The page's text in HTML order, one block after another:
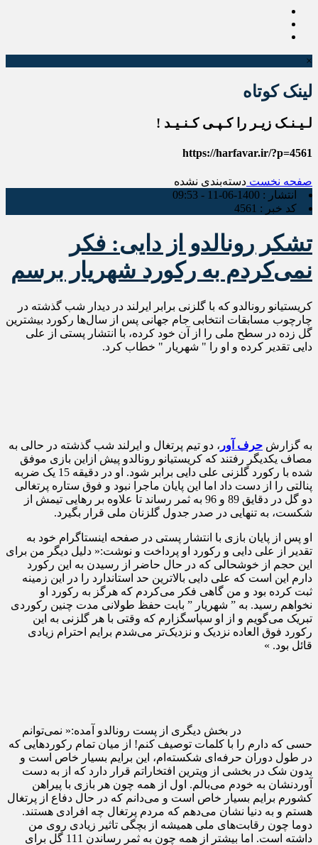
×
لینک کوتاه
لـیـنـک زیـر را کـپـی کـنـیـد !
https://harfavar.ir/?p=4561
صفحه نخست دسته‌بندی نشده
انتشار : 1400-06-11 - 09:53
کد خبر : 4561
تشکر رونالدو از دایی: فکر
نمی‌کردم به رکورد شهریار برسم
کریستیانو رونالدو که با گلزنی برابر ایرلند در دیدار شب گذشته در
چارچوب مسابقات انتخابی جام جهانی پس از سال‌ها رکورد بیشترین
گل زده در سطح ملی را از آن خود کرده، با انتشار پستی از علی
دایی تقدیر کرده و او را " شهریار " خطاب کرد.
به گزارش حرف آور ، دو تیم پرتغال و ایرلند شب گذشته در حالی به
مصاف یکدیگر رفتند که کریستیانو رونالدو پیش ازاین بازی موفق
شده با رکورد گلزنی علی دایی برابر شود. او در دقیقه 15 یک ضربه
پنالتی را از دست داد اما این پایان ماجرا نبود و فوق ستاره پرتغالی
دو گل در دقایق 89 و 96 به ثمر رساند تا علاوه بر رهایی تیمش از
شکست، به تنهایی در صدر جدول گلزنان ملی قرار بگیرد.
او پس از پایان بازی با انتشار پستی در صفحه اینستاگرام خود به
تقدیر از علی دایی و رکورد او پرداخت و نوشت:« دلیل دیگر من برای
این حجم از خوشحالی که در حال حاضر از رسیدن به این رکورد
دارم این است که علی دایی بالاترین حد استاندارد را در این زمینه
ثبت کرده بود و من گاهی فکر می‌کردم که هرگز به رکورد او
نخواهم رسید. به ” شهریار ” بابت حفظ طولانی مدت چنین رکوردی
تبریک می‌گویم و از او سپاسگزارم که وقتی با هر گلزنی به این
رکورد فوق العاده نزدیک و نزدیک‌تر می‌شدم برایم احترام زیادی
قائل بود. »
در بخش دیگری از پست رونالدو آمده:« نمی‌توانم
حسی که دارم را با کلمات توصیف کنم! از میان تمام رکوردهایی که
در طول دوران حرفه‌ای شکسته‌ام، این برایم بسیار خاص است و
بدون شک در بخشی از ویترین افتخاراتم قرار دارد که از به دست
آوردنشان به خودم می‌بالم. اول از همه چون هر بازی با پیراهن
کشورم برایم بسیار خاص است و می‌دانم که در حال دفاع از پرتغال
هستم و به دنیا نشان می‌دهم که مردم پرتغال چه افرادی هستند.
دوما چون رقابت‌های ملی همیشه از بچگی تاثیر زیادی روی من
داشته است. اما بیشتر از همه چون به ثمر رساندن 111 گل برای